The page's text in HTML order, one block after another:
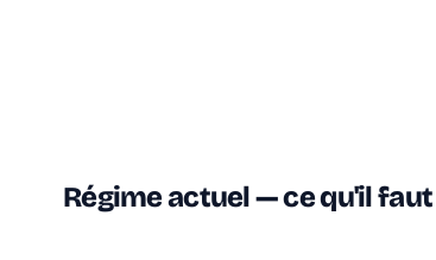
Régime actuel — ce qu'il